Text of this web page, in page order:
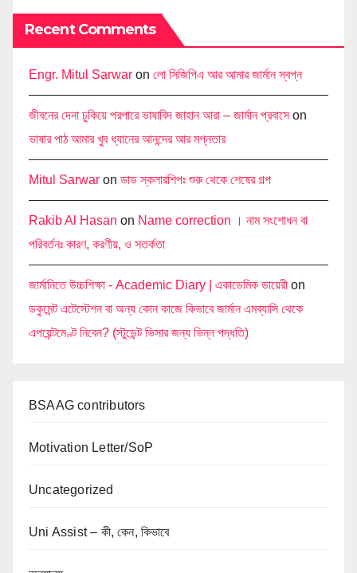
Recent Comments
Engr. Mitul Sarwar on লো সিজিপিএ আর আমার জার্মান স্বপ্ন
জীবনের দেনা চুকিয়ে পরপারে ভাষাবিদ জাহান আরা – জার্মান প্রবাসেon
ভাষার পাঠ আমার খুব ধ্যানের আনন্দের আর মগ্নতার
Mitul Sarwar on ডাড স্কলারশিপঃ শুরু থেকে শেষের গল্প
Rakib Al Hasan on Name correction । নাম সংশোধন বা
পরিবর্তনঃ কারণ, করণীয়, ও সতর্কতা
জার্মানিতে উচ্চশিক্ষা - Academic Diary | একাডেমিক ডায়েরী on
ডকুমেন্ট এটেস্টেশন বা অন্য কোন কাজে কিভাবে জার্মান এমব্যাসি থেকে
এপয়েন্টমেণ্ট নিবেন? (স্টুডেন্ট ভিসার জন্য ভিন্ন পদ্ধতি)
BSAAG contributors
Motivation Letter/SoP
Uncategorized
Uni Assist – কী, কেন, কিভাবে